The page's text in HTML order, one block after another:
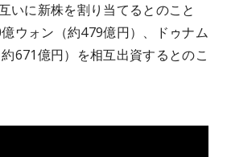
いに新株を割り当てるとのこと
ウォン（約479億円）、ドゥナム
671億円）を相互出資するとのこ